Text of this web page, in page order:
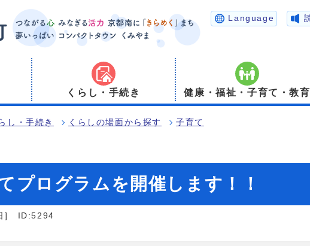
Language
くらし・手続き 健康・福祉・子育て・教育
し・手続き くらしの場面から探す 子育て
プログラムを開催します！！
] ID:5294